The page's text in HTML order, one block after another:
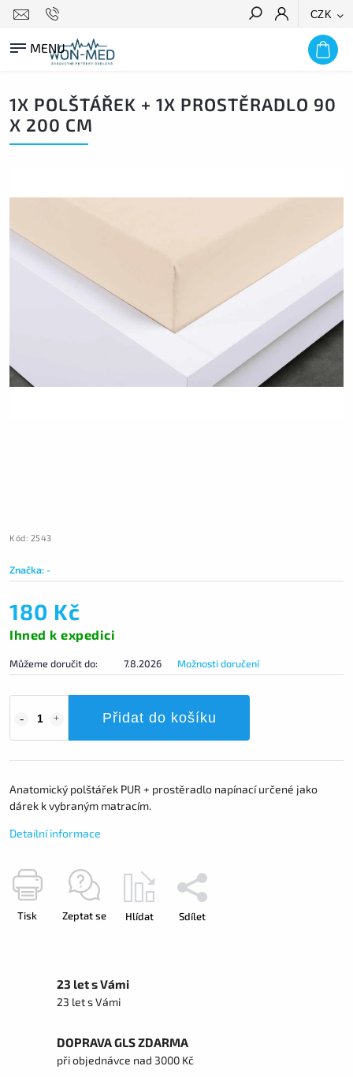
CZK
HLEDAT
1X POLŠTÁŘEK + 1X PROSTĚRADLO 90
X 200 CM
Kód: 2543
Značka:-
180 Kč
Ihned k expedici
Můžeme doručit do: 7.8.2026 Možnosti doručení
Přidat do košíku
Anatomický polštářek PUR + prostěradlo napínací určené jako
dárek k vybraným matracím.
Detailní informace
Tisk Zeptat se Hlídat Sdílet
23 let s Vámi
23 let s Vámi
DOPRAVA GLS ZDARMA
při objednávce nad 3000 Kč